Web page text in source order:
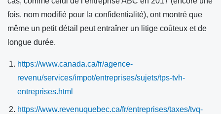
fois, nom modifié pour la confidentialité), ont montré que
même un petit détail peut entraîner un litige coûteux et de
longue durée.
https://www.canada.ca/fr/agence-
revenu/services/impot/entreprises/sujets/tps-tvh-
entreprises.html
https://www.revenuquebec.ca/fr/entreprises/taxes/tvq-